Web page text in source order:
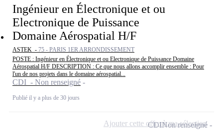
Ingénieur en Électronique et ou
Electronique de Puissance
Domaine Aérospatial H/F
ASTEK - 75 - PARIS 1ER ARRONDISSEMENT
POSTE : Ingénieur en Électronique et ou Electronique de Puissance Domaine
Aérospatial H/F DESCRIPTION : Ce que nous allons accomplir ensemble : Pour
l'un de nos projets dans le domaine aérospatial...
CDI - Non renseigné
Publié il y a plus de 30 jours
CDINon renseigné
Ajouter cette offre à ma sélection